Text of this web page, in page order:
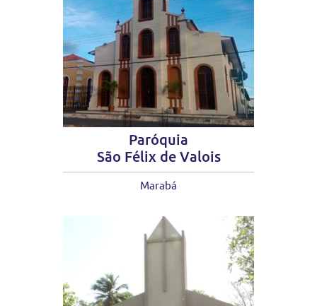
Paróquia
São Félix de Valois
Marabá